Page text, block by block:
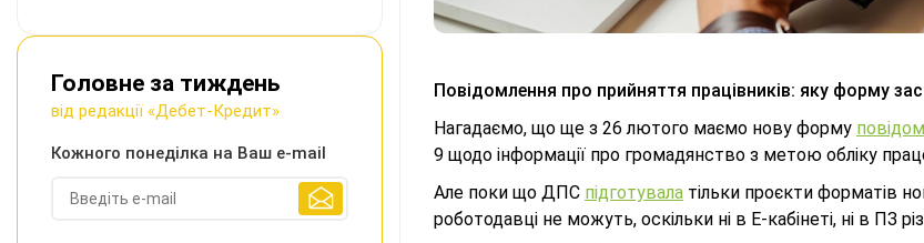
Повідомлення про прийняття працівників: яку форму
Нагадаємо, що ще з 26 лютого маємо нову форму
9 щодо інформації про громадянство з метою обліку
Але поки що ДПС підготувала тільки проєкти форматів
роботодавці не можуть, оскільки ні в Е-кабінеті, ні в ПЗ
Головне за тиждень
від редакції «Дебет-Кредит»
Кожного понеділка на Ваш e-mail